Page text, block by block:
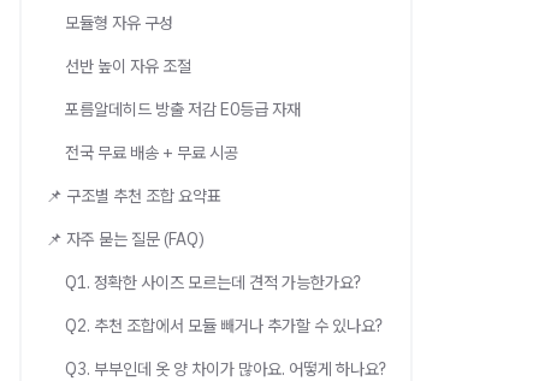
모듈형 자유 구성
선반 높이 자유 조절
포름알데히드 방출 저감 E0등급 자재
전국 무료 배송 + 무료 시공
📌 구조별 추천 조합 요약표
📌 자주 묻는 질문 (FAQ)
Q1. 정확한 사이즈 모르는데 견적 가능한가요?
Q2. 추천 조합에서 모듈 빼거나 추가할 수 있나요?
Q3. 부부인데 옷 양 차이가 많아요. 어떻게 하나요?